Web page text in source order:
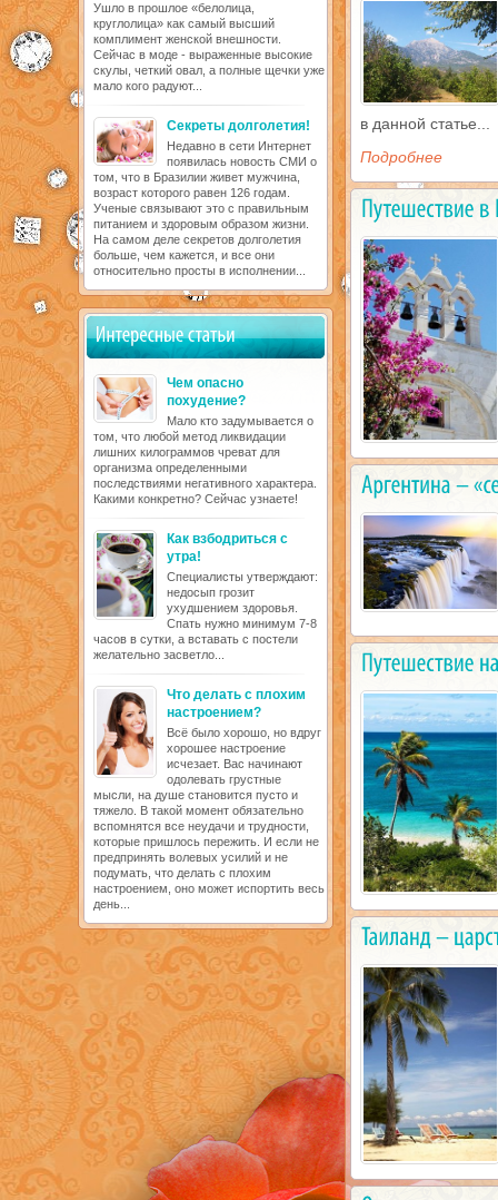
Ушло в прошлое «белолица,
круглолица» как самый высший
комплимент женской внешности.
Сейчас в моде - выраженные высокие
скулы, четкий овал, а полные щечки уже
мало кого радуют...
Секреты долголетия!
Недавно в сети Интернет
появилась новость СМИ о
том, что в Бразилии живет мужчина,
возраст которого равен 126 годам.
Ученые связывают это с правильным
питанием и здоровым образом жизни.
На самом деле секретов долголетия
больше, чем кажется, и все они
относительно просты в исполнении...
Чем опасно
похудение?
Мало кто задумывается о
том, что любой метод ликвидации
лишних килограммов чреват для
организма определенными
последствиями негативного характера.
Какими конкретно? Сейчас узнаете!
Как взбодриться с
утра!
Специалисты утверждают:
недосып грозит
ухудшением здоровья.
Спать нужно минимум 7-8
часов в сутки, а вставать с постели
желательно засветло...
Что делать с плохим
настроением?
Всё было хорошо, но вдруг
хорошее настроение
исчезает. Вас начинают
одолевать грустные
мысли, на душе становится пусто и
тяжело. В такой момент обязательно
вспомнятся все неудачи и трудности,
которые пришлось пережить. И если не
предпринять волевых усилий и не
подумать, что делать с плохим
настроением, оно может испортить весь
день...
в данной статье...
Подробнее